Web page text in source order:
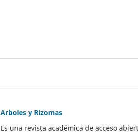
Arboles y Rizomas
Es una revista académica de acceso